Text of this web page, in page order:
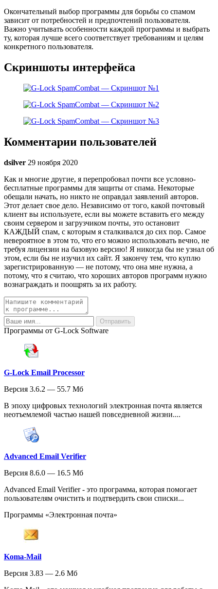
Окончательный выбор программы для борьбы со спамом
зависит от потребностей и предпочтений пользователя.
Важно учитывать особенности каждой программы и выбрать
ту, которая лучше всего соответствует требованиям и целям
конкретного пользователя.
Скриншоты интерфейса
Комментарии пользователей
dsilver 29 ноября 2020
Как и многие другие, я перепробовал почти все условно-
бесплатные программы для защиты от спама. Некоторые
обещали начать, но никто не оправдал заявлений авторов.
Этот делает свое дело. Независимо от того, какой почтовый
клиент вы используете, если вы можете вставить его между
своим сервером и загрузчиком почты, это остановит
КАЖДЫЙ спам, с которым я сталкивался до сих пор. Самое
невероятное в этом то, что его можно использовать вечно, не
требуя лицензии на базовую версию! Я никогда бы не узнал об
этом, если бы не изучил их сайт. Я закончу тем, что куплю
зарегистрированную — не потому, что она мне нужна, а
потому, что я считаю, что хороших авторов программ нужно
вознаграждать и поощрять за их работу.
Программы от G-Lock Software
G-Lock Email Processor
Версия 3.6.2 — 55.7 Мб
В эпоху цифровых технологий электронная почта является
неотъемлемой частью нашей повседневной жизни....
Advanced Email Verifier
Версия 8.6.0 — 16.5 Мб
Advanced Email Verifier - это программа, которая помогает
пользователям очистить и подтвердить свои списки...
Программы «Электронная почта»
Koma-Mail
Версия 3.83 — 2.6 Мб